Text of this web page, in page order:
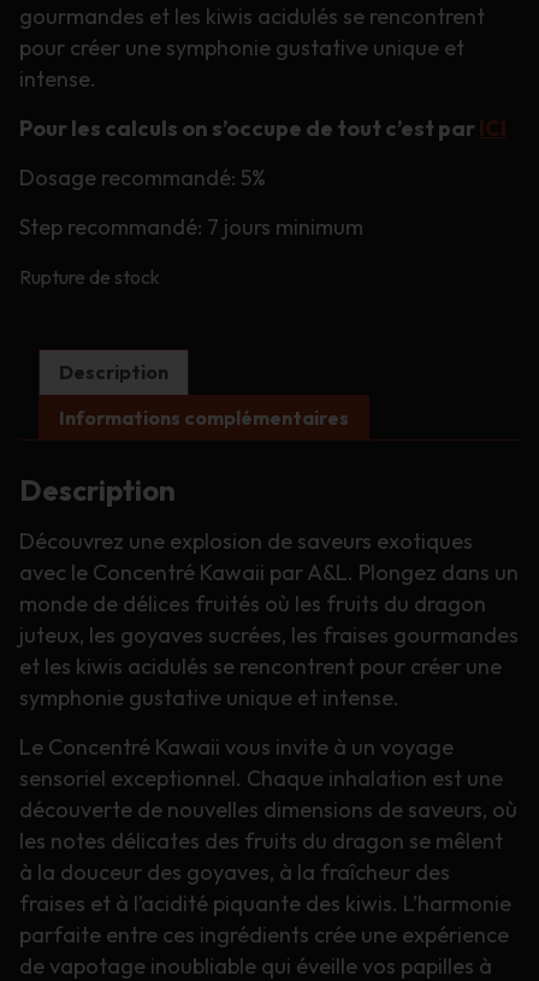
gourmandes et les kiwis acidulés se rencontrent
pour créer une symphonie gustative unique et
intense.
Pour les calculs on s’occupe de tout c’est parICI
Dosage recommandé: 5%
Step recommandé: 7 jours minimum
Rupture de stock
Description
Informations complémentaires
Description
Découvrez une explosion de saveurs exotiques
avec le Concentré Kawaii par A&L. Plongez dans un
monde de délices fruités où les fruits du dragon
juteux, les goyaves sucrées, les fraises gourmandes
et les kiwis acidulés se rencontrent pour créer une
symphonie gustative unique et intense.
Le Concentré Kawaii vous invite à un voyage
sensoriel exceptionnel. Chaque inhalation est une
découverte de nouvelles dimensions de saveurs, où
les notes délicates des fruits du dragon se mêlent
à la douceur des goyaves, à la fraîcheur des
fraises et à l’acidité piquante des kiwis. L’harmonie
parfaite entre ces ingrédients crée une expérience
de vapotage inoubliable qui éveille vos papilles à